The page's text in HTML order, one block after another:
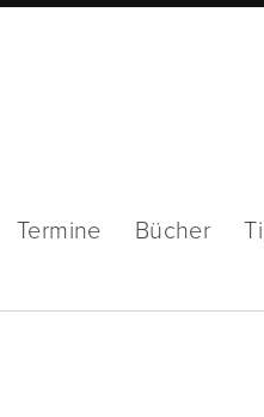
Termine Bücher